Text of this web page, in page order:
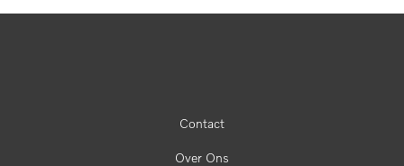
Contact
Over Ons